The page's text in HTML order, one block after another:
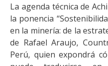
La agenda técnica de
la ponencia
en la minería: de la
de Rafael Araujo,
Perú, quien expondrá